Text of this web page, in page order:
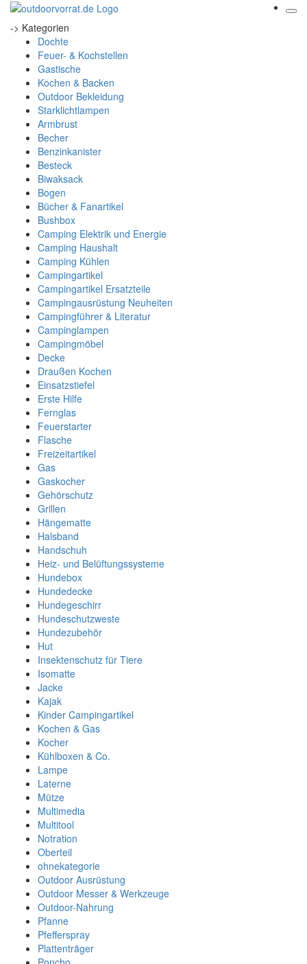
-> Kategorien
Dochte
Feuer- & Kochstellen
Gastische
Kochen & Backen
Outdoor Bekleidung
Starklichtlampen
Armbrust
Becher
Benzinkanister
Besteck
Biwaksack
Bogen
Bücher & Fanartikel
Bushbox
Camping Elektrik und Energie
Camping Haushalt
Camping Kühlen
Campingartikel
Campingartikel Ersatzteile
Campingausrüstung Neuheiten
Campingführer & Literatur
Campinglampen
Campingmöbel
Decke
Draußen Kochen
Einsatzstiefel
Erste Hilfe
Fernglas
Feuerstarter
Flasche
Freizeitartikel
Gas
Gaskocher
Gehörschutz
Grillen
Hängematte
Halsband
Handschuh
Heiz- und Belüftungssysteme
Hundebox
Hundedecke
Hundegeschirr
Hundeschutzweste
Hundezubehör
Hut
Insektenschutz für Tiere
Isomatte
Jacke
Kajak
Kinder Campingartikel
Kochen & Gas
Kocher
Kühlboxen & Co.
Lampe
Laterne
Mütze
Multimedia
Multitool
Notration
Oberteil
ohnekategorie
Outdoor Ausrüstung
Outdoor Messer & Werkzeuge
Outdoor-Nahrung
Pfanne
Pfefferspray
Plattenträger